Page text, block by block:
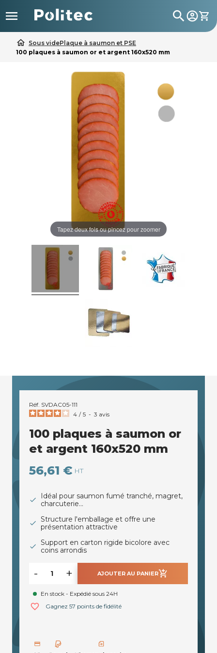
 search
home Sous videPlaque à saumon et PSE
100 plaques à saumon or et argent 160x520 mm
Tapez deux fois ou pincez pour zoomer
Réf. SVDAC05-111
4 / 5 - 3 avis
100 plaques à saumon or
et argent 160x520 mm
56,61 € HT
Idéal pour saumon fumé tranché, magret,
charcuterie...
Structure l'emballage et offre une
présentation attractive
Support en carton rigide bicolore avec
coins arrondis
- + AJOUTER AU PANIERadd_shopping_cart
En stock - Expédié sous 24H
favorite_border Gagnez 57 points de fidélité